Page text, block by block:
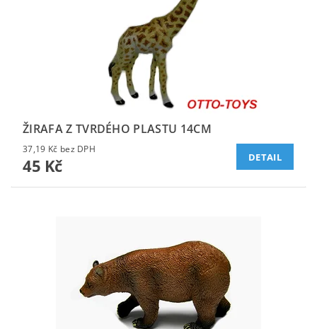
ŽIRAFA Z TVRDÉHO PLASTU 14CM
37,19 Kč bez DPH
45 Kč DETAIL